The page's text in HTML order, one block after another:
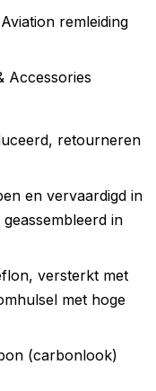
remleiding
Accessories
retourneren
en vervaardigd in
in
versterkt met
met hoge
(carbonlook)